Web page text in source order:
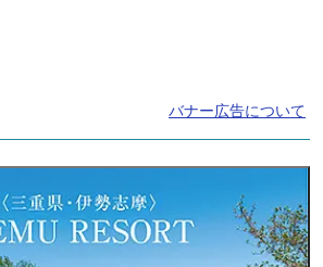
バナー広告について